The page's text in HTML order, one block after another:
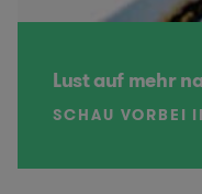
Lust auf mehr
SCHAU VORBEI